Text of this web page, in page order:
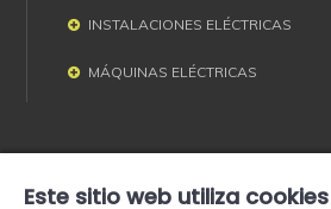
INSTALACIONES ELÉCTRICAS
MÁQUINAS ELÉCTRICAS
Este sitio web utiliza cookies